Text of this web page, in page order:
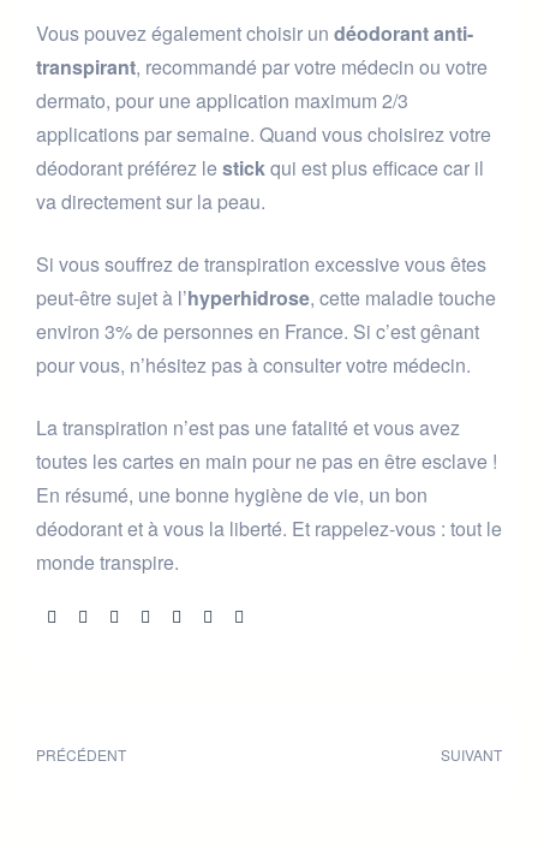
Vous pouvez également choisir un déodorant anti-
transpirant, recommandé par votre médecin ou votre
dermato, pour une application maximum 2/3
applications par semaine. Quand vous choisirez votre
déodorant préférez le stickqui est plus efficace car il
va directement sur la peau.
Si vous souffrez de transpiration excessive vous êtes
peut-être sujet à l’hyperhidrose, cette maladie touche
environ 3% de personnes en France. Si c’est gênant
pour vous, n’hésitez pas à consulter votre médecin.
La transpiration n’est pas une fatalité et vous avez
toutes les cartes en main pour ne pas en être esclave !
En résumé, une bonne hygiène de vie, un bon
déodorant et à vous la liberté. Et rappelez-vous : tout le
monde transpire.
Share:
PRÉCÉDENT SUIVANT